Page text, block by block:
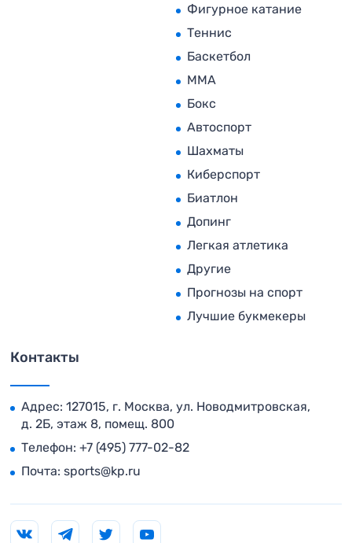
Фигурное катание
Теннис
Баскетбол
MMA
Бокс
Автоспорт
Шахматы
Киберспорт
Биатлон
Допинг
Легкая атлетика
Другие
Прогнозы на спорт
Лучшие букмекеры
Контакты
Адрес: 127015, г. Москва, ул. Новодмитровская,
д. 2Б, этаж 8, помещ. 800
Телефон: +7 (495) 777-02-82
Почта: sports@kp.ru